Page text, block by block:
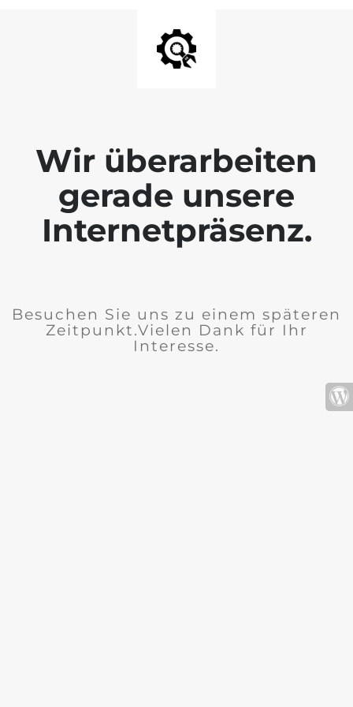
Wir überarbeiten
gerade unsere
Internetpräsenz.
Besuchen Sie uns zu einem späteren
Zeitpunkt.Vielen Dank für Ihr
Interesse.